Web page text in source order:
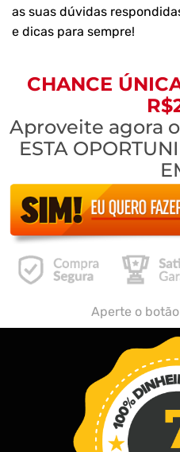
as suas dúvidas
e dicas para sempre!
CHANCE
Aproveite agora
ESTA
Aperte o